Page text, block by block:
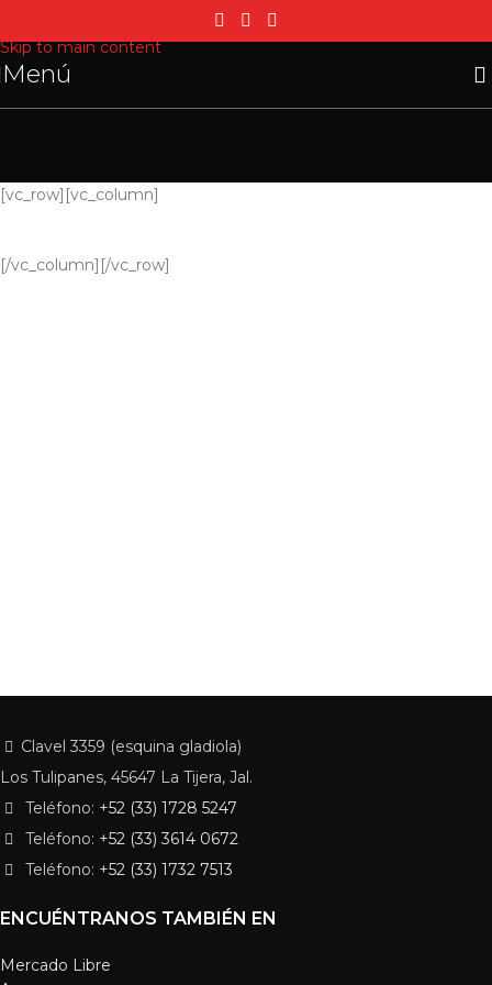
Skip to main content
Menú
[vc_row][vc_column]
[/vc_column][/vc_row]
Clavel 3359 (esquina gladiola)
Los Tulipanes, 45647 La Tijera, Jal.
Teléfono: +52 (33) 1728 5247
Teléfono: +52 (33) 3614 0672
Teléfono: +52 (33) 1732 7513
ENCUÉNTRANOS TAMBIÉN EN
Mercado Libre